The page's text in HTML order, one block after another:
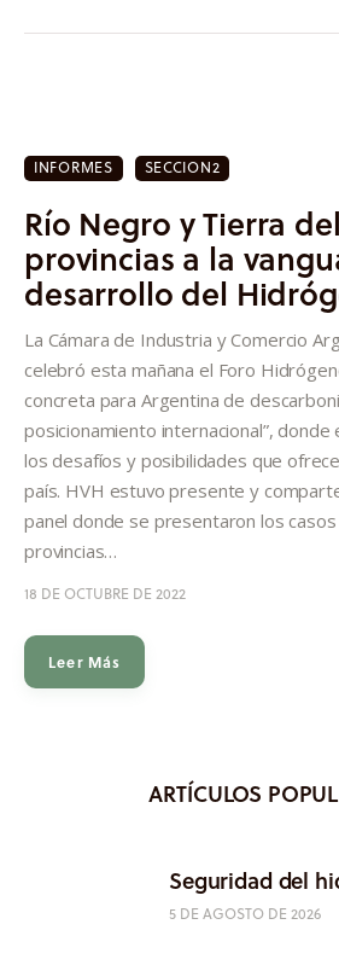
INFORMES SECCION2
Río Negro y Tierra
provincias a la
desarrollo del
La Cámara de Industria y Comercio
celebró esta mañana el Foro
concreta para Argentina de
posicionamiento internacional”,
los desafíos y posibilidades que
país. HVH estuvo presente y
panel donde se presentaron los
provincias…
18 DE OCTUBRE DE 2022
Leer Más
ARTÍCULOS
Seguridad del
5 DE AGOSTO DE 2026